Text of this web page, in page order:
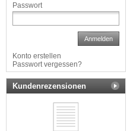
Passwort
Anmelden
Konto erstellen
Passwort vergessen?
Kundenrezensionen